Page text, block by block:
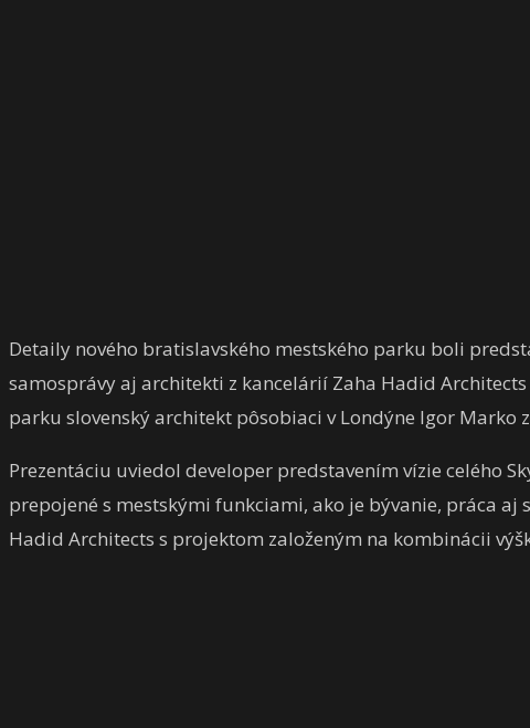
Detaily nového bratislavského mestského parku boli
samosprávy aj architekti z kancelárií Zaha Hadid
parku slovenský architekt pôsobiaci v Londýne Igor Marko
Prezentáciu uviedol developer predstavením vízie celého
prepojené s mestskými funkciami, ako je bývanie, práca
Hadid Architects s projektom založeným na kombinácii